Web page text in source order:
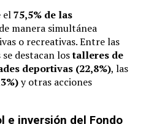
el75,5% de las
manera simultánea
o recreativas. Entre las
destacan lostalleres de
deportivas (22,8%), las
y otras acciones
e inversión del Fondo